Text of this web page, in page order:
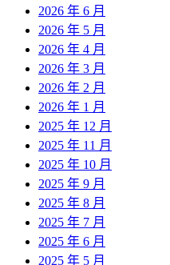
2026 年 6 月
2026 年 5 月
2026 年 4 月
2026 年 3 月
2026 年 2 月
2026 年 1 月
2025 年 12 月
2025 年 11 月
2025 年 10 月
2025 年 9 月
2025 年 8 月
2025 年 7 月
2025 年 6 月
2025 年 5 月